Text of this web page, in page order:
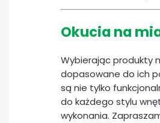
Okucia na
Wybierając produkty
dopasowane do ich
są nie tylko
do każdego stylu
wykonania.